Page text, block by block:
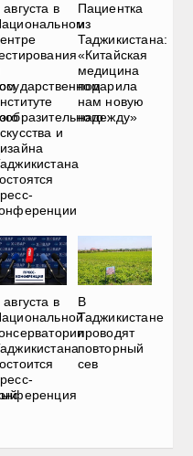
августа в
и
Пациентка
из
Таджикистана:
«Китайская
медицина
подарила
нам новую
надежду»
августа в
В
Таджикистане
проводят
повторный
сев